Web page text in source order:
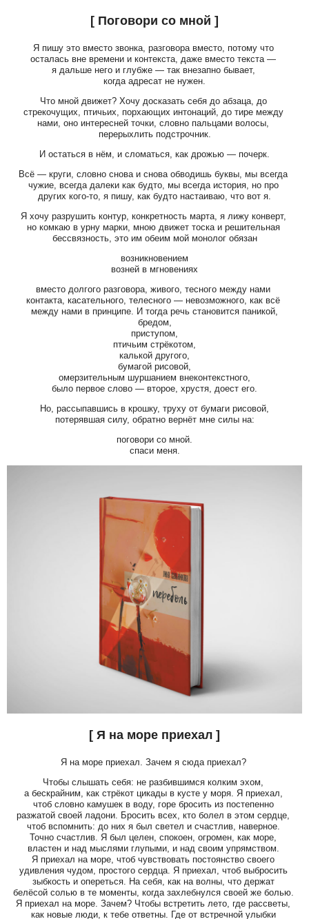
[ Поговори со мной ]
Я пишу это вместо звонка, разговора вместо, потому что
осталась вне времени и контекста, даже вместо текста —
я дальше него и глубже — так внезапно бывает,
когда адресат не нужен.
Что мной движет? Хочу досказать себя до абзаца, до
стрекочущих, птичьих, порхающих интонаций, до тире между
нами, оно интересней точки, словно пальцами волосы,
перерыхлить подстрочник.
И остаться в нём, и сломаться, как дрожью — почерк.
Всё — круги, словно снова и снова обводишь буквы, мы всегда
чужие, всегда далеки как будто, мы всегда история, но про
других кого-то, я пишу, как будто настаиваю, что вот я.
Я хочу разрушить контур, конкретность марта, я лижу конверт,
но комкаю в урну марки, мною движет тоска и решительная
бессвязность, это им обеим мой монолог обязан
возникновением
возней в мгновениях
вместо долгого разговора, живого, тесного между нами
контакта, касательного, телесного — невозможного, как всё
между нами в принципе. И тогда речь становится паникой,
бредом,
приступом,
птичьим стрёкотом,
калькой другого,
бумагой рисовой,
омерзительным шуршанием внеконтекстного,
было первое слово — второе, хрустя, доест его.
Но, рассыпавшись в крошку, труху от бумаги рисовой,
потерявшая силу, обратно вернёт мне силы на:
поговори со мной.
спаси меня.
[ Я на море приехал ]
Я на море приехал. Зачем я сюда приехал?
Чтобы слышать себя: не разбившимся колким эхом,
а бескрайним, как стрёкот цикады в кусте у моря. Я приехал,
чтоб словно камушек в воду, горе бросить из постепенно
разжатой своей ладони. Бросить всех, кто болел в этом сердце,
чтоб вспомнить: до них я был светел и счастлив, наверное.
Точно счастлив. Я был целен, спокоен, огромен, как море,
властен и над мыслями глупыми, и над своим упрямством.
Я приехал на море, чтоб чувствовать постоянство своего
удивления чудом, простого сердца. Я приехал, чтоб выбросить
зыбкость и опереться. На себя, как на волны, что держат
белёсой солью в те моменты, когда захлебнулся своей же болью.
Я приехал на море. Зачем? Чтобы встретить лето, где рассветы,
как новые люди, к тебе ответны. Где от встречной улыбки